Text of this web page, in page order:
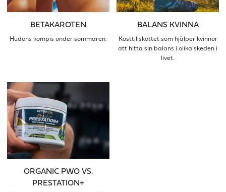
BETAKAROTEN
Hudens kompis under sommaren.
BALANS KVINNA
Kosttillskottet som hjälper kvinnor
att hitta sin balans i olika skeden i
livet.
ORGANIC PWO VS.
PRESTATION+